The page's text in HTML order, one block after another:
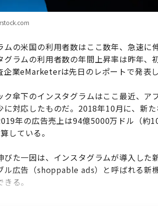
ムの米国の利用者数はここ数年、急速
グラムの利用者数の年間上昇率は昨年
企業eMarketerは先日のレポートで発表し
ク傘下のインスタグラムはここ最近、
に対応したものだ。2018年10月に、新
年の広告売上は94億5000万ドル（約
している。
びた一因は、インスタグラムが導入し
ル広告（shoppable ads）と呼ばれる新
る。